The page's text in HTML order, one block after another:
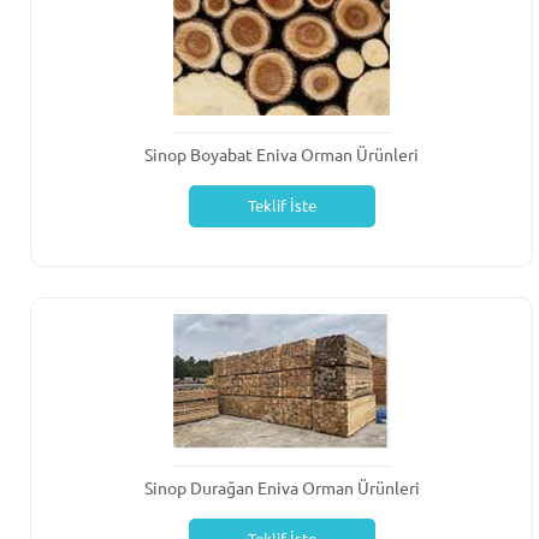
Sinop Boyabat Eniva Orman Ürünleri
Teklif İste
Sinop Durağan Eniva Orman Ürünleri